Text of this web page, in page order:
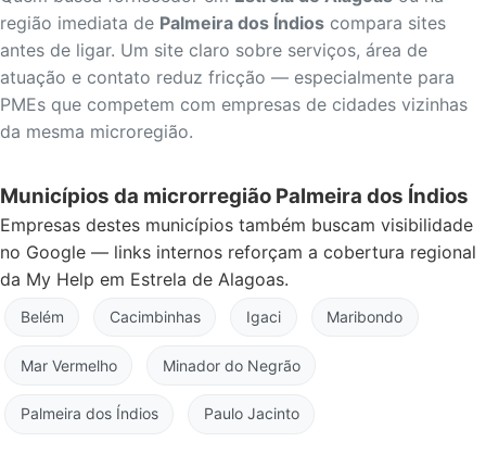
região imediata de Palmeira dos Índios compara sites
antes de ligar. Um site claro sobre serviços, área de
atuação e contato reduz fricção — especialmente para
PMEs que competem com empresas de cidades vizinhas
da mesma microregião.
Municípios da microrregião Palmeira dos Índios
Empresas destes municípios também buscam visibilidade
no Google — links internos reforçam a cobertura regional
da My Help em Estrela de Alagoas.
Belém Cacimbinhas Igaci Maribondo
Mar Vermelho Minador do Negrão
Palmeira dos Índios Paulo Jacinto